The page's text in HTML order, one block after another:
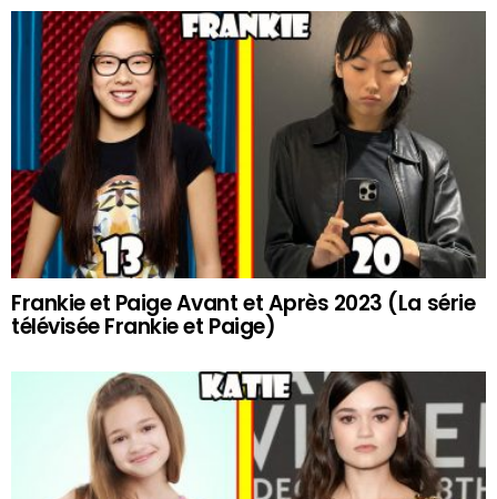
Frankie et Paige Avant et Après 2023 (La série
télévisée Frankie et Paige)